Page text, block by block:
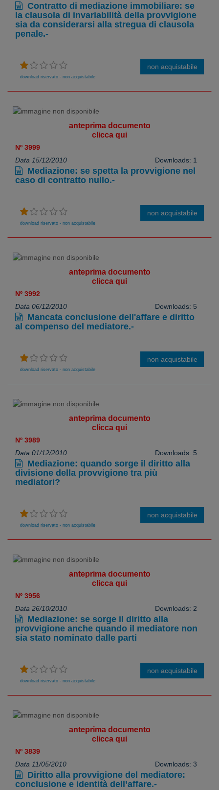
Contratto di mediazione immobiliare: se
la clausola di invariabilità della provvigione
sia da considerarsi alla stregua di clausola
penale.-
download riservato - non acquistabile
non acquistabile
anteprima documento
clicca qui
Nº 3999
Data 15/12/2010
Downloads: 1
Mediazione: se spetta la provvigione nel
caso di contratto nullo.-
download riservato - non acquistabile
non acquistabile
anteprima documento
clicca qui
Nº 3992
Data 06/12/2010
Downloads: 5
Mancata conclusione dell'affare e diritto
al compenso del mediatore.-
download riservato - non acquistabile
non acquistabile
anteprima documento
clicca qui
Nº 3989
Data 01/12/2010
Downloads: 5
Mediazione: quando sorge il diritto alla
divisione della provvigione tra più
mediatori?
download riservato - non acquistabile
non acquistabile
anteprima documento
clicca qui
Nº 3956
Data 26/10/2010
Downloads: 2
Mediazione: se sorge il diritto alla
provvigione anche quando il mediatore non
sia stato nominato dalle parti
download riservato - non acquistabile
non acquistabile
anteprima documento
clicca qui
Nº 3839
Data 11/05/2010
Downloads: 3
Diritto alla provvigione del mediatore:
conclusione e identità dell’affare.-